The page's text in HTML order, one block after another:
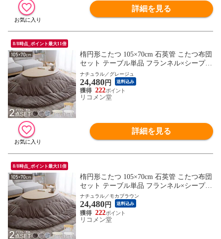
詳細を見る
8/8時点_ポイント最大11倍
楕円形こたつ 105×70cm 石英管 こたつ布団
セット テーブル単品 フランネル×シープボ
ア こたつテーブル 楕円形 こたつ テーブル
ヴィンテージ こたつ 掛け布団 センターテ
ーブル【送料無料】
ナチュラル／グレージュ
24,480円 送料込み
222
リコメン堂
詳細を見る
8/8時点_ポイント最大11倍
楕円形こたつ 105×70cm 石英管 こたつ布団
セット テーブル単品 フランネル×シープボ
ア こたつテーブル 楕円形 こたつ テーブル
ヴィンテージ こたつ 掛け布団 センターテ
ーブル【送料無料】
ナチュラル／モカブラウン
24,480円 送料込み
222
リコメン堂